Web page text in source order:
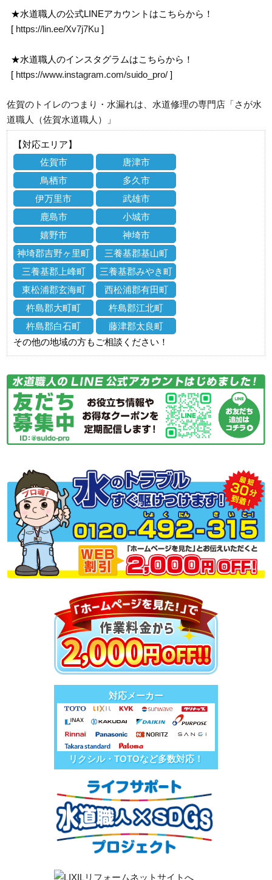
★水道職人の公式LINEアカウントはこちらから！
[ https://lin.ee/Xv7j7Ku ]
★水道職人のインスタグラムはこちらから！
[ https://www.instagram.com/suido_pro/ ]
佐賀のトイレのつまり・水漏れは、水道修理の専門店「さが水
道職人（佐賀水道職人）」
【対応エリア】
佐賀市
唐津市
鳥栖市
多久市
伊万里市
武雄市
鹿島市
小城市
嬉野市
神埼市
神埼郡吉野ヶ里町
三養基郡基山町
三養基郡上峰町
三養基郡みやき町
東松浦郡玄海町
西松浦郡有田町
杵島郡大町町
杵島郡江北町
杵島郡白石町
藤津郡太良町
その他の地域の方もご相談ください！
対応メーカー
リクシル・TOTOなど多数対応！